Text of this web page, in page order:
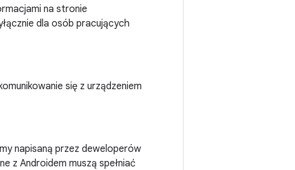
na stronie
dla osób pracujących
się z urządzeniem
napisaną przez deweloperów
z Androidem muszą spełniać